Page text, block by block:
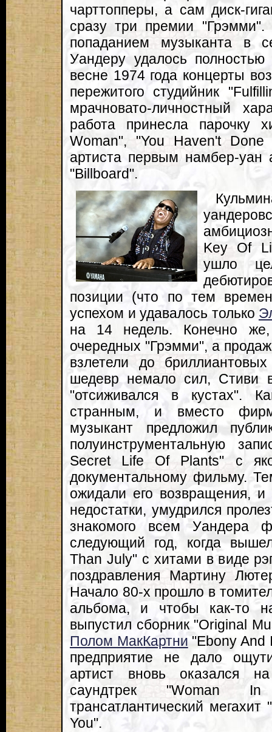
чарттопперы, а сам диск-
сразу три премии "Грэмми".
попаданием музыканта в
Уандеру удалось
весне 1974 года концерты
пережитого студийник
мрачновато-личностный
работа принесла парочку
Woman", "You Haven't
артиста первым намбер-уан
"Billboard".
Key Of
ушло
позиции (что по тем
успехом и удавалось только
на 14 недель. Конечно
очередных "Грэмми", а
взлетели до
шедевр немало сил, Стиви
"отсиживался в кустах".
странным, и вместо
музыкант предложил
полуинструментальную
Secret Life Of Plants" с
документальному фильму.
ожидали его возвращения,
недостатки, умудрился
знакомого всем
следующий год, когда
Than July" с хитами в виде
поздравления Мартину
Начало 80-х прошло в
альбома, и чтобы как-то
выпустил сборник "Original
Полом МакКартни"Ebony And
предприятие не дало
артист вновь оказался
саундтрек "Woman
трансатлантический
You".